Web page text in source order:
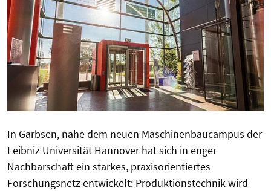
In Garbsen, nahe dem neuen Maschinenbaucampus der
Leibniz Universität Hannover hat sich in enger
Nachbarschaft ein starkes, praxisorientiertes
Forschungsnetz entwickelt: Produktionstechnik wird